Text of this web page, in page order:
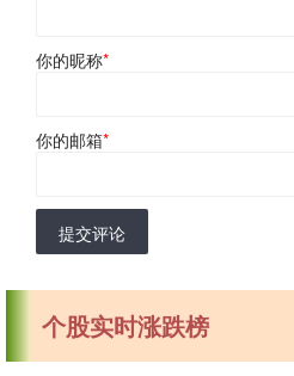
你的昵称*
你的邮箱*
提交评论
个股实时涨跌榜